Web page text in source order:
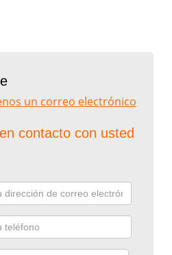
un correo electrónico
contacto con usted